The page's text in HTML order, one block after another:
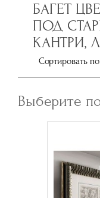
БАГЕТ
ПОД
КАНТРИ,
Сортировать
Выберите